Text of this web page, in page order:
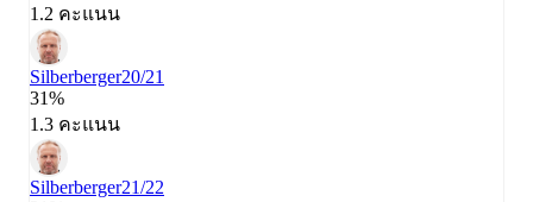
1.2 คะแนน
Silberberger20/21
31%
1.3 คะแนน
Silberberger21/22